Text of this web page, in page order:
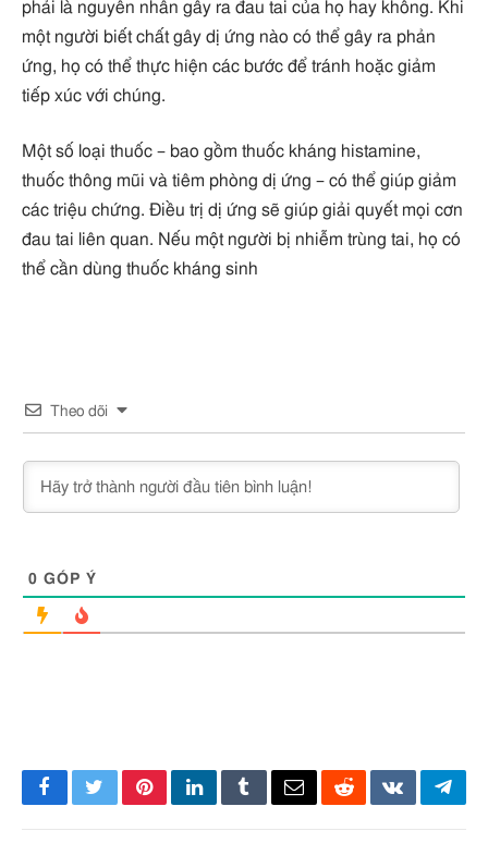
phải là nguyên nhân gây ra đau tai của họ hay không. Khi
một người biết chất gây dị ứng nào có thể gây ra phản
ứng, họ có thể thực hiện các bước để tránh hoặc giảm
tiếp xúc với chúng.
Một số loại thuốc – bao gồm thuốc kháng histamine,
thuốc thông mũi và tiêm phòng dị ứng – có thể giúp giảm
các triệu chứng. Điều trị dị ứng sẽ giúp giải quyết mọi cơn
đau tai liên quan. Nếu một người bị nhiễm trùng tai, họ có
thể cần dùng thuốc kháng sinh
Theo dõi
0 GÓP Ý
Facebook
TwitterPinterestLinkedInTumblrEmailRedditVKontakte